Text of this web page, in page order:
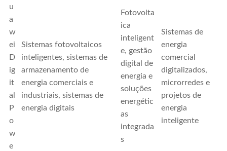
u
a
w
ei
D
ig
it
al
P
o
w
e
Sistemas fotovoltaicos
inteligentes, sistemas de
armazenamento de
energia comerciais e
industriais, sistemas de
energia digitais
Fotovolta
ica
inteligent
e, gestão
digital de
energia e
soluções
energétic
as
integrada
s
Sistemas de
energia
comercial
digitalizados,
microrredes e
projetos de
energia
inteligente